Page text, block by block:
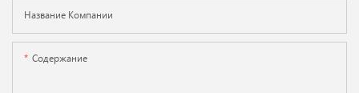
Название Компании
Содержание